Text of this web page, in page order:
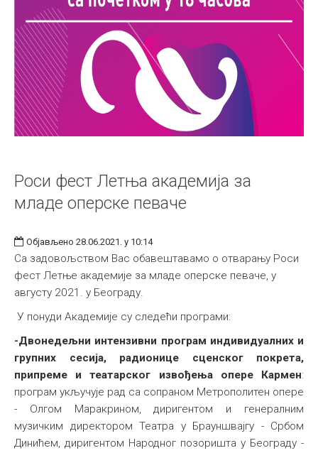
Роси фест Летња академија за
младе оперске певаче
Објављено 28.06.2021. у 10:14
Са задовољством Вас обавештавамо о отварању Роси
фест Летње академије за младе оперске певаче, у
августу 2021. у Београду.
У понуди Академије су следећи програми:
-Двонедељни интензивни програм индивидуалних и
групних сесија, радионице сценског покрета,
припреме и театарског извођења опере Кармен:
програм укључује рад са сопраном Метрополитен опере
- Олгом Маракрином, диригентом и генералним
музичким директором Театра у Брауншвајгу - Србом
Динићем, диригентом Народног позоришта у Београду -